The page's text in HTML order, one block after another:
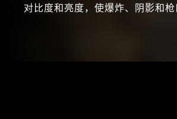
对比度和亮度，使爆炸、阴影和